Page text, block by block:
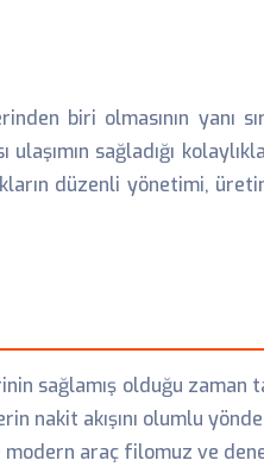
biri olmasının yanı
sağladığı
düzenli yönetimi,
sağlamış olduğu
nakit akışını olumlu
araç filomuz ve